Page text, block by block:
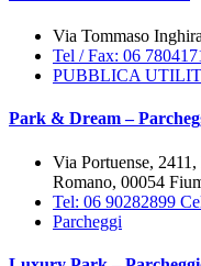
Via Tommaso
Tel / Fax: 06
PUBBLICA
Park & Dream –
Via Portuense,
Romano, 00054
Tel: 06 90282899
Parcheggi